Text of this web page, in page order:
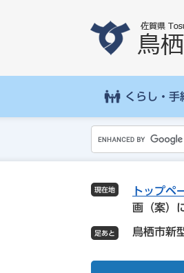
先
を
くらし・手
o
g
l
カ
タ
現在地 トップペ
画（案）
鳥栖市新